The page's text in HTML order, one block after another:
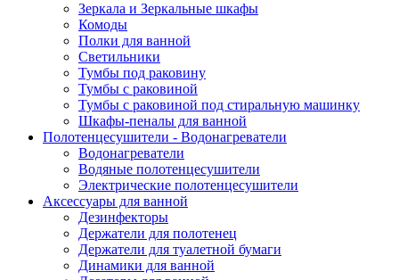
Зеркала и Зеркальные шкафы
Комоды
Полки для ванной
Светильники
Тумбы под раковину
Тумбы с раковиной
Тумбы с раковиной под стиральную машинку
Шкафы-пеналы для ванной
Полотенцесушители - Водонагреватели
Водонагреватели
Водяные полотенцесушители
Электрические полотенцесушители
Аксессуары для ванной
Дезинфекторы
Держатели для полотенец
Держатели для туалетной бумаги
Динамики для ванной